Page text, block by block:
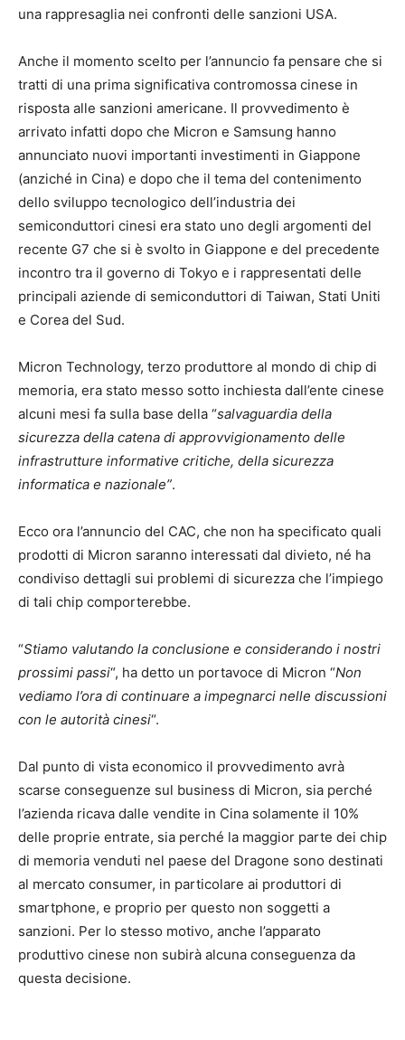
una rappresaglia nei confronti delle sanzioni USA.
Anche il momento scelto per l’annuncio fa pensare che si
tratti di una prima significativa contromossa cinese in
risposta alle sanzioni americane. Il provvedimento è
arrivato infatti dopo che Micron e Samsung hanno
annunciato nuovi importanti investimenti in Giappone
(anziché in Cina) e dopo che il tema del contenimento
dello sviluppo tecnologico dell’industria dei
semiconduttori cinesi era stato uno degli argomenti del
recente G7 che si è svolto in Giappone e del precedente
incontro tra il governo di Tokyo e i rappresentati delle
principali aziende di semiconduttori di Taiwan, Stati Uniti
e Corea del Sud.
Micron Technology, terzo produttore al mondo di chip di
memoria, era stato messo sotto inchiesta dall’ente cinese
alcuni mesi fa sulla base della “salvaguardia della
sicurezza della catena di approvvigionamento delle
infrastrutture informative critiche, della sicurezza
informatica e nazionale”.
Ecco ora l’annuncio del CAC, che non ha specificato quali
prodotti di Micron saranno interessati dal divieto, né ha
condiviso dettagli sui problemi di sicurezza che l’impiego
di tali chip comporterebbe.
“Stiamo valutando la conclusione e considerando i nostri
prossimi passi“, ha detto un portavoce di Micron “Non
vediamo l’ora di continuare a impegnarci nelle discussioni
con le autorità cinesi“.
Dal punto di vista economico il provvedimento avrà
scarse conseguenze sul business di Micron, sia perché
l’azienda ricava dalle vendite in Cina solamente il 10%
delle proprie entrate, sia perché la maggior parte dei chip
di memoria venduti nel paese del Dragone sono destinati
al mercato consumer, in particolare ai produttori di
smartphone, e proprio per questo non soggetti a
sanzioni. Per lo stesso motivo, anche l’apparato
produttivo cinese non subirà alcuna conseguenza da
questa decisione.